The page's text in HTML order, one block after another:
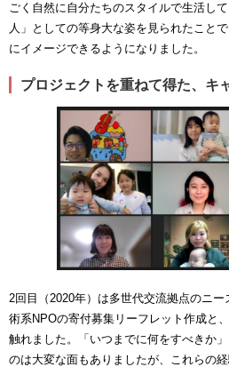
ごく自然に自分たちのスタイルで生活し
人」としての等身大な姿を見られたこと
にイメージできるようになりました。
プロジェクトを重ねて得た、キ
2回目（2020年）は多世代交流拠点のニ
術系NPOの寄付募集リーフレット作成と
触れました。「いつまでに何をすべきか
のは大変な面もありましたが、これらの